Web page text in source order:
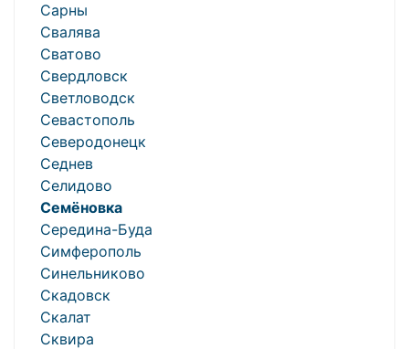
Сарны
Свалява
Сватово
Свердловск
Светловодск
Севастополь
Северодонецк
Седнев
Селидово
Семёновка
Середина-Буда
Симферополь
Синельниково
Скадовск
Скалат
Сквира